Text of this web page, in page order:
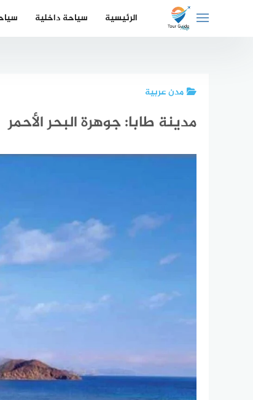
الرئيسية سياحة داخلية
مدن عربية
مدينة طابا: جوهرة البحر الأحمر